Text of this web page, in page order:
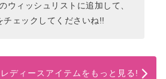
ウィッシュリストに追加して、
チェックしてくださいね!!
ディースアイテムをもっと見る!